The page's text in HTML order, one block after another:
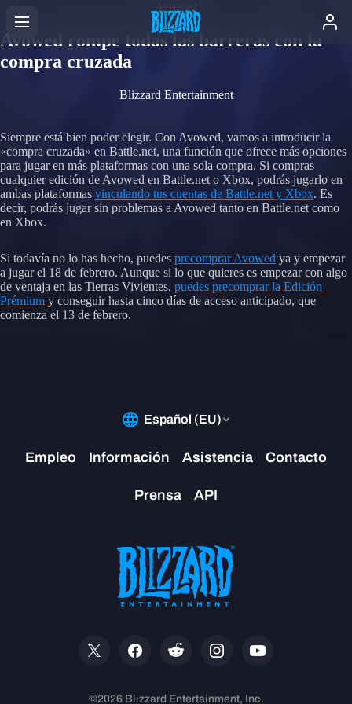
Avowed rompe todas las barreras con la
compra cruzada
Blizzard Entertainment
Siempre está bien poder elegir. Con Avowed, vamos a introducir la
«compra cruzada» en Battle.net, una función que ofrece más opciones
para jugar en más plataformas con una sola compra. Si compras
cualquier edición de Avowed en Battle.net o Xbox, podrás jugarlo en
ambas plataformas vinculando tus cuentas de Battle.net y Xbox. Es
decir, podrás jugar sin problemas a Avowed tanto en Battle.net como
en Xbox.
Si todavía no lo has hecho, puedes precomprar Avowed ya y empezar
a jugar el 18 de febrero. Aunque si lo que quieres es empezar con algo
de ventaja en las Tierras Vivientes, puedes precomprar la Edición
Prémium y conseguir hasta cinco días de acceso anticipado, que
comienza el 13 de febrero.